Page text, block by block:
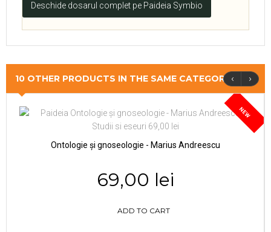
Deschide dosarul complet pe Paideia Symbio
10 OTHER PRODUCTS IN THE SAME CATEGORY ‹ ›
NEW
Ontologie și gnoseologie - Marius Andreescu
69,00 lei
ADD TO CART